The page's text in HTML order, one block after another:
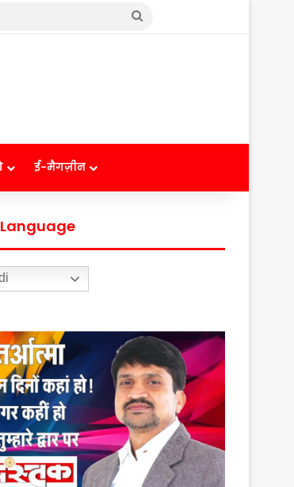
Search
ई-मैगज़ीन